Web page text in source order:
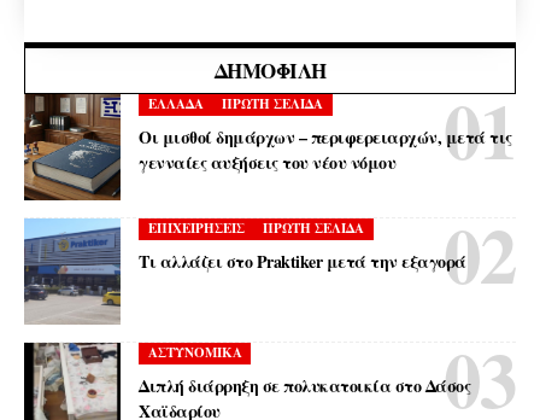
ΔΗΜΟΦΙΛΉ
ΕΛΛΑΔΑ ΠΡΩΤΗ ΣΕΛΙΔΑ
Οι μισθοί δημάρχων – περιφερειαρχών, μετά τις
γενναίες αυξήσεις του νέου νόμου
ΕΠΙΧΕΙΡΗΣΕΙΣ ΠΡΩΤΗ ΣΕΛΙΔΑ
Τι αλλάζει στο Praktiker μετά την εξαγορά
ΑΣΤΥΝΟΜΙΚΑ
Διπλή διάρρηξη σε πολυκατοικία στο Δάσος
Χαϊδαρίου